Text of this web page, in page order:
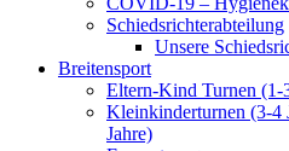
Schiedsrichterabteilung
Unsere
Breitensport
Eltern-Kind Turnen (1-
Kleinkinderturnen (3-4
Jahre)